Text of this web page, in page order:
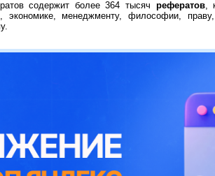
содержит более 364 тысяч рефератов,
экономике, менеджменту, философии,